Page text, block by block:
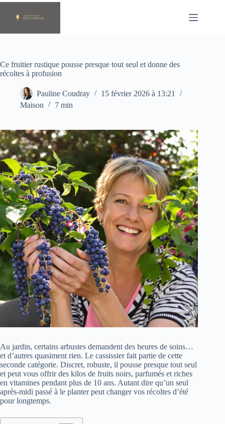
Passer
contenu
Ce fruitier rustique pousse presque tout seul et donne des
récoltes à profusion
Pauline Coudray
15 février 2026 à 13:21
Maison
7 min
Au jardin, certains arbustes demandent des heures de soins…
et d’autres quasiment rien. Le cassissier fait partie de cette
seconde catégorie. Discret, robuste, il pousse presque tout seul
et peut vous offrir des kilos de fruits noirs, parfumés et riches
en vitamines pendant plus de 10 ans. Autant dire qu’un seul
après-midi passé à le planter peut changer vos récoltes d’été
pour longtemps.